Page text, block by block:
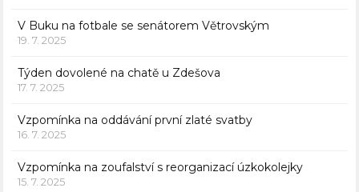
V Buku na fotbale se senátorem Větrovským
19. 7. 2025
Týden dovolené na chatě u Zdešova
17. 7. 2025
Vzpomínka na oddávání první zlaté svatby
16. 7. 2025
Vzpomínka na zoufalství s reorganizací úzkokolejky
15. 7. 2025